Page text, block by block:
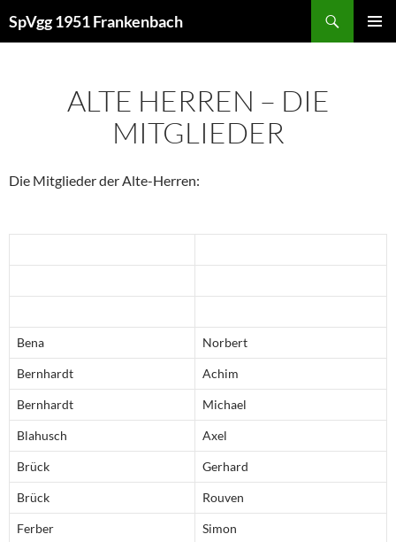
Inhalt
SpVgg 1951 Frankenbach
ALTE HERREN – DIE
MITGLIEDER
Die Mitglieder der Alte-Herren:
Bena Norbert
Bernhardt Achim
Bernhardt Michael
Blahusch Axel
Brück Gerhard
Brück Rouven
Ferber Simon